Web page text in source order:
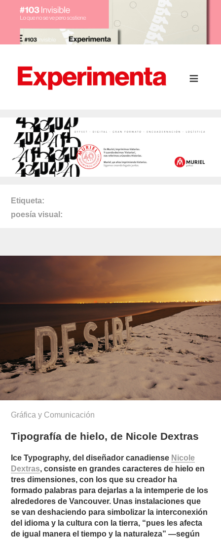
Etiqueta
poesía visual
Gráfica y Comunicación
Tipografía de hielo, de Nicole Dextras
Ice Typography, del diseñador canadiense Nicole
Dextras, consiste en grandes caracteres de hielo en
tres dimensiones, con los que su creador ha
formado palabras para dejarlas a la intemperie de los
alrededores de Vancouver. Unas instalaciones que
se van deshaciendo para simbolizar la interconexión
del idioma y la cultura con la tierra, “pues les afecta
de igual manera el tiempo y la naturaleza” —según